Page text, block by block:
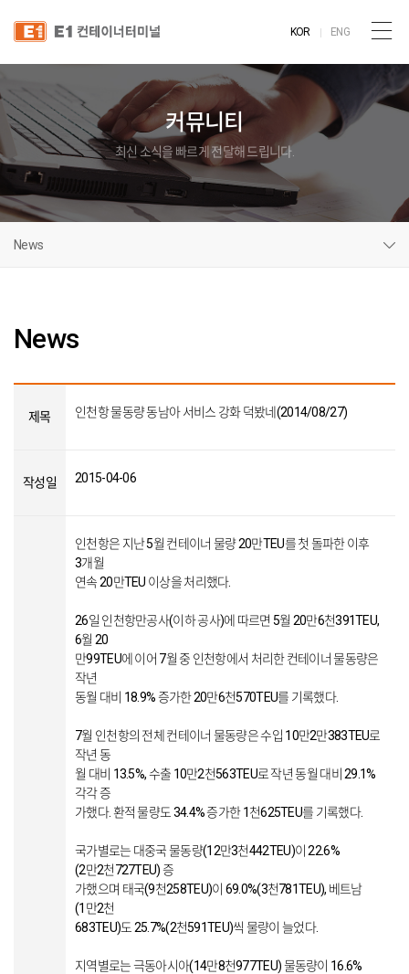
KOR ENG
커뮤니티
최신 소식을 빠르게 전달해 드립니다.
News
News
제목 인천항 물동량 동남아 서비스 강화 덕봤네(2014/08/27)
작성일 2015-04-06
인천항은 지난 5월 컨테이너 물량 20만TEU를 첫 돌파한 이후
3개월
연속 20만TEU 이상을 처리했다.
26일 인천항만공사(이하 공사)에 따르면 5월 20만6천391TEU,
6월 20
만99TEU에 이어 7월 중 인천항에서 처리한 컨테이너 물동량은
작년
동월 대비 18.9% 증가한 20만6천570TEU를 기록했다.
7월 인천항의 전체 컨테이너 물동량은 수입 10만2만383TEU로
작년 동
월 대비 13.5%, 수출 10만2천563TEU로 작년 동월 대비 29.1%
각각 증
가했다. 환적 물량도 34.4% 증가한 1천625TEU를 기록했다.
국가별로는 대중국 물동량(12만3천442TEU)이 22.6%
(2만2천727TEU) 증
가했으며 태국(9천258TEU)이 69.0%(3천781TEU), 베트남
(1만2천
683TEU)도 25.7%(2천591TEU)씩 물량이 늘었다.
지역별로는 극동아시아(14만8천977TEU) 물동량이 16.6%